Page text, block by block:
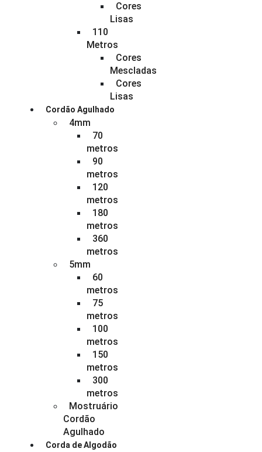
Cores
Lisas
110
Metros
Cores
Mescladas
Cores
Lisas
Cordão Agulhado
4mm
70
metros
90
metros
120
metros
180
metros
360
metros
5mm
60
metros
75
metros
100
metros
150
metros
300
metros
Mostruário
Cordão
Agulhado
Corda de Algodão